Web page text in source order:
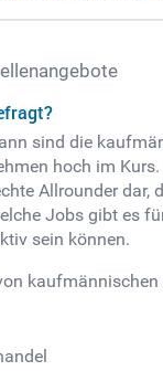
sind die
hoch im
Allrounder
Jobs gibt es
sein können.